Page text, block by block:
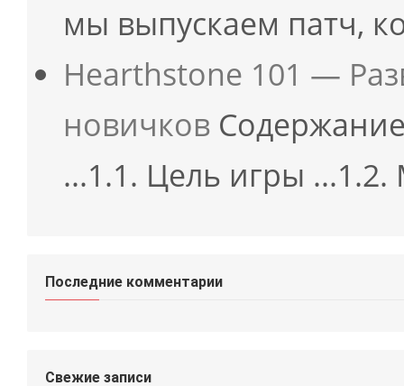
мы выпускаем патч,
Hearthstone 101 —
новичков
...1.1. Цель игры
Последние комментарии
Свежие записи